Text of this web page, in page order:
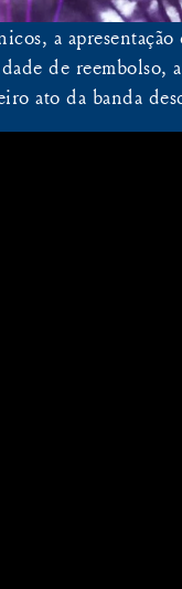
a
de reembolso,
ato da banda